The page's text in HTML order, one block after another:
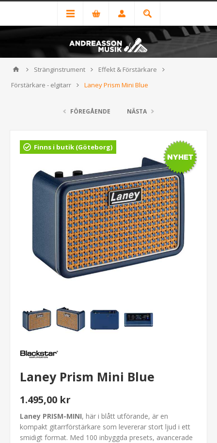
Stränginstrument
Effekt & Förstärkare
Förstärkare - elgitarr
Laney Prism Mini Blue
FÖREGÅENDE NÄSTA
Finns i butik (Göteborg)
Laney Prism Mini Blue
1.495,00 kr
Laney PRISM-MINI, här i blått utförande, är en
kompakt gitarrförstärkare som levererar stort ljud i ett
smidigt format. Med 100 inbyggda presets, avancerade